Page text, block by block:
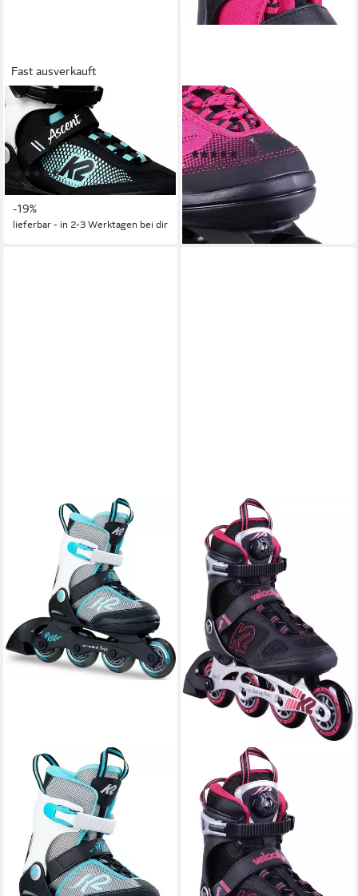
Fast ausverkauft
K2
Inlineskates K2 ASCENT 80
W Inline Skate
black/white/turquise
(4)
129,90 € UVP159,90 €
-19%
lieferbar - in 2-3 Werktagen bei dir
K2
Inlineskates K2 MARLEE
Kinder Inline Skate pink
(4)
104,90 €
lieferbar - in 2-3 Werktagen bei dir